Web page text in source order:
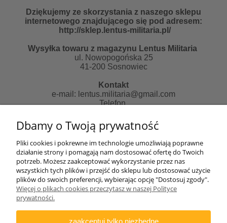
Dziękujemy ze skorzystania z naszego sklepu
internetowego znajdującego się pod adresem:
http://sklep.lentus-militaria.pl/
Wysyłka towaru z magazynu Lentus Militaria
ul. Nowopogońska 25
41-200 Sosnowiec
Kontakt
e-mail: lentus.militaria@gmail.com
Telefon
Zapraszamy do skorzystania z naszych usług:
Strona informacyjna:
http://lentus-militaria.pl/
oraz usług Agencji fotograficznej
http://zatrzymanewkadrze.com.pl/
Lentus Rafał Nizicki
Dbamy o Twoją prywatność
Pliki cookies i pokrewne im technologie umożliwiają poprawne
działanie strony i pomagają nam dostosować ofertę do Twoich
potrzeb. Możesz zaakceptować wykorzystanie przez nas
wszystkich tych plików i przejść do sklepu lub dostosować użycie
plików do swoich preferencji, wybierając opcję "Dostosuj zgody".
Więcej o plikach cookies przeczytasz w naszej Polityce
prywatności.
zaakceptuj tylko niezbędne